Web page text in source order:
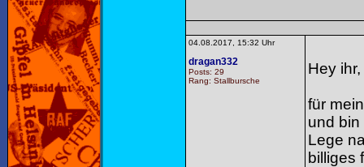
04.08.2017, 15:32 Uhr
dragan332
Posts: 29
Rang: Stallbursche
Hey ihr,
für
und
Lege
billiges